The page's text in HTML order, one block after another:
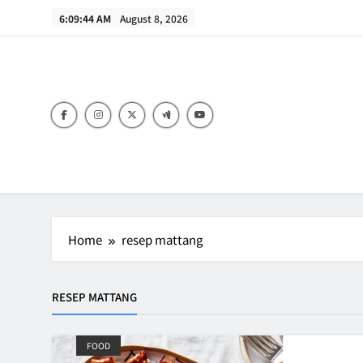
6:09:44 AM August 8, 2026
Home resep mattang
RESEP MATTANG
FOOD